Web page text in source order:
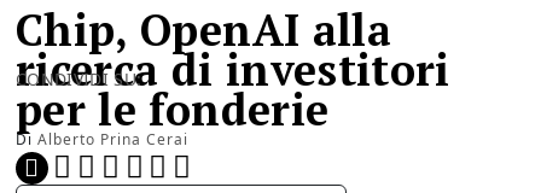
Chip, OpenAI alla
ricerca di investitori
per le fonderie
Di Alberto Prina Cerai
CONDIVIDI SU: